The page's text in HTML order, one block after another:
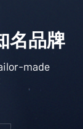
名品牌
made